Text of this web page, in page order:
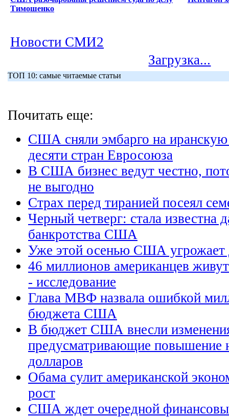
Тимошенко
Новости СМИ2
Загрузка...
ТОП 10: самые читаемые статьи
Почитать еще:
США сняли эмбарго на
десяти стран Евросоюза
В США бизнес ведут честно,
не выгодно
Страх перед тиранией посеял
Черный четверг: стала известна
банкротства США
Уже этой осенью США угрожает
46 миллионов американцев
- исследование
Глава МВФ назвала ошибкой
бюджета США
В бюджет США внесли
предусматривающие повышение
долларов
Обама сулит американской
рост
США ждет очередной